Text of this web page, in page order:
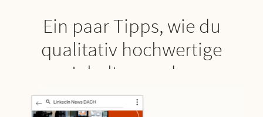
Ein paar Tipps, wie du
qualitativ hochwertige
Inhalte aus der
Geschäftswelt findest